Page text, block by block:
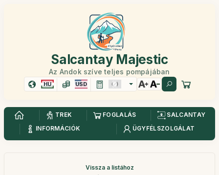
Salcantay Majestic
Az Andok szíve teljes pompájában
HU USD
TREK FOGLALÁS
SALCANTAY
INFORMÁCIÓK
ÜGYFÉLSZOLGÁLAT
Vissza a listához